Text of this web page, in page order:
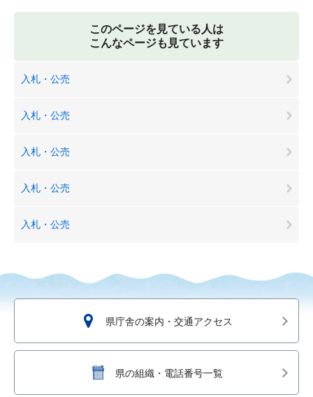
このページを見ている人は
こんなページも見ています
入札・公売
入札・公売
入札・公売
入札・公売
入札・公売
県庁舎の案内・交通アクセス
県の組織・電話番号一覧